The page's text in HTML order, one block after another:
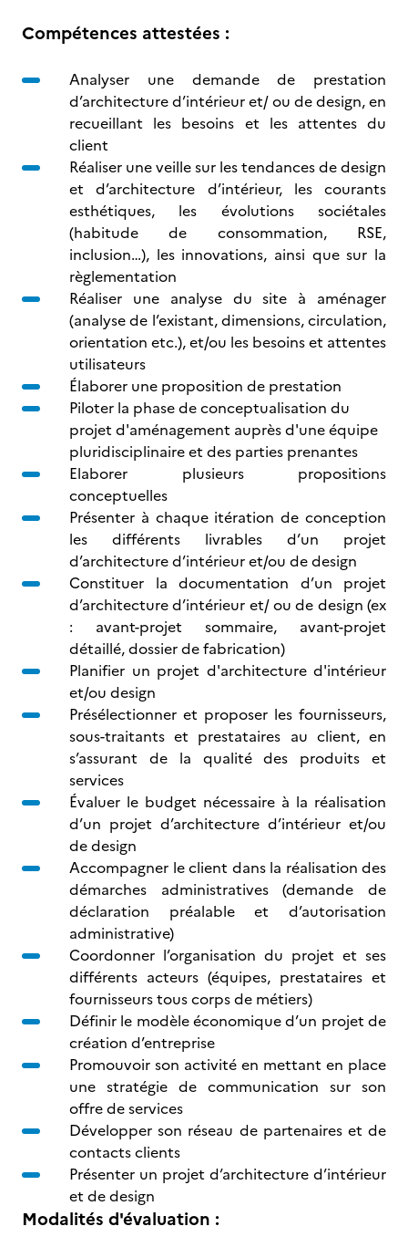
Compétences attestées :
Analyser une demande de prestation
d’architecture d’intérieur et/ ou de design, en
recueillant les besoins et les attentes du
client
Réaliser une veille sur les tendances de design
et d’architecture d’intérieur, les courants
esthétiques, les évolutions sociétales
(habitude de consommation, RSE,
inclusion…), les innovations, ainsi que sur la
règlementation
Réaliser une analyse du site à aménager
(analyse de l’existant, dimensions, circulation,
orientation etc.), et/ou les besoins et attentes
utilisateurs
Élaborer une proposition de prestation
Piloter la phase de conceptualisation du
projet d'aménagement auprès d'une équipe
pluridisciplinaire et des parties prenantes
Elaborer plusieurs propositions
conceptuelles
Présenter à chaque itération de conception
les différents livrables d’un projet
d’architecture d’intérieur et/ou de design
Constituer la documentation d’un projet
d’architecture d’intérieur et/ ou de design (ex
: avant-projet sommaire, avant-projet
détaillé, dossier de fabrication)
Planifier un projet d'architecture d'intérieur
et/ou design
Présélectionner et proposer les fournisseurs,
sous-traitants et prestataires au client, en
s’assurant de la qualité des produits et
services
Évaluer le budget nécessaire à la réalisation
d’un projet d’architecture d’intérieur et/ou
de design
Accompagner le client dans la réalisation des
démarches administratives (demande de
déclaration préalable et d’autorisation
administrative)
Coordonner l’organisation du projet et ses
différents acteurs (équipes, prestataires et
fournisseurs tous corps de métiers)
Définir le modèle économique d’un projet de
création d’entreprise
Promouvoir son activité en mettant en place
une stratégie de communication sur son
offre de services
Développer son réseau de partenaires et de
contacts clients
Présenter un projet d’architecture d’intérieur
et de design
Modalités d'évaluation :